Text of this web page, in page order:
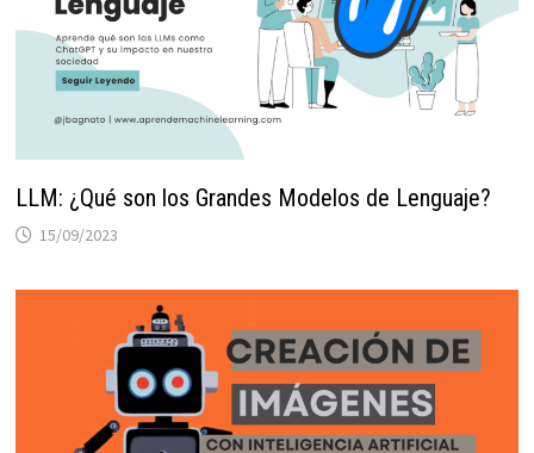
LLM: ¿Qué son los Grandes Modelos de Lenguaje?
15/09/2023